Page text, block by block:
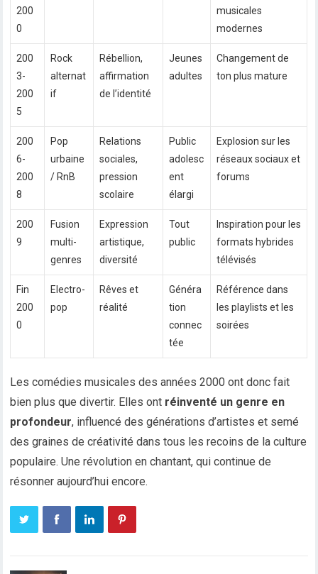
200
0
musicales
modernes
200
3-
200
5
Rock
alternat
if
Rébellion,
affirmation
de l’identité
Jeunes
adultes
Changement de
ton plus mature
200
6-
200
8
Pop
urbaine
/ RnB
Relations
sociales,
pression
scolaire
Public
adolesc
ent
élargi
Explosion sur les
réseaux sociaux et
forums
200
9
Fusion
multi-
genres
Expression
artistique,
diversité
Tout
public
Inspiration pour les
formats hybrides
télévisés
Fin
200
0
Electro-
pop
Rêves et
réalité
Généra
tion
connec
tée
Référence dans
les playlists et les
soirées
Les comédies musicales des années 2000 ont donc fait
bien plus que divertir. Elles ont réinventé un genre en
profondeur, influencé des générations d’artistes et semé
des graines de créativité dans tous les recoins de la culture
populaire. Une révolution en chantant, qui continue de
résonner aujourd’hui encore.